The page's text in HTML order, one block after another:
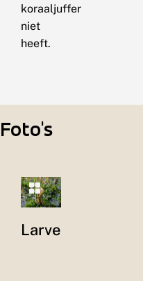
koraaljuffer
niet
heeft.
Foto's
Larve